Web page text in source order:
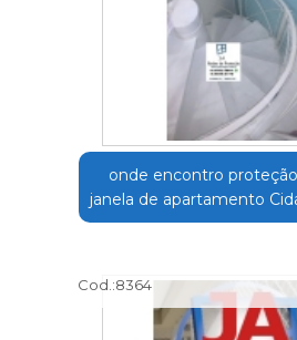
onde encontro
janela de apartamento
Cod.:8364